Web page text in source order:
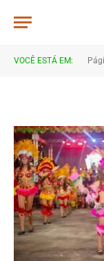
VOCÊ ESTÁ EM:
JWR_6157